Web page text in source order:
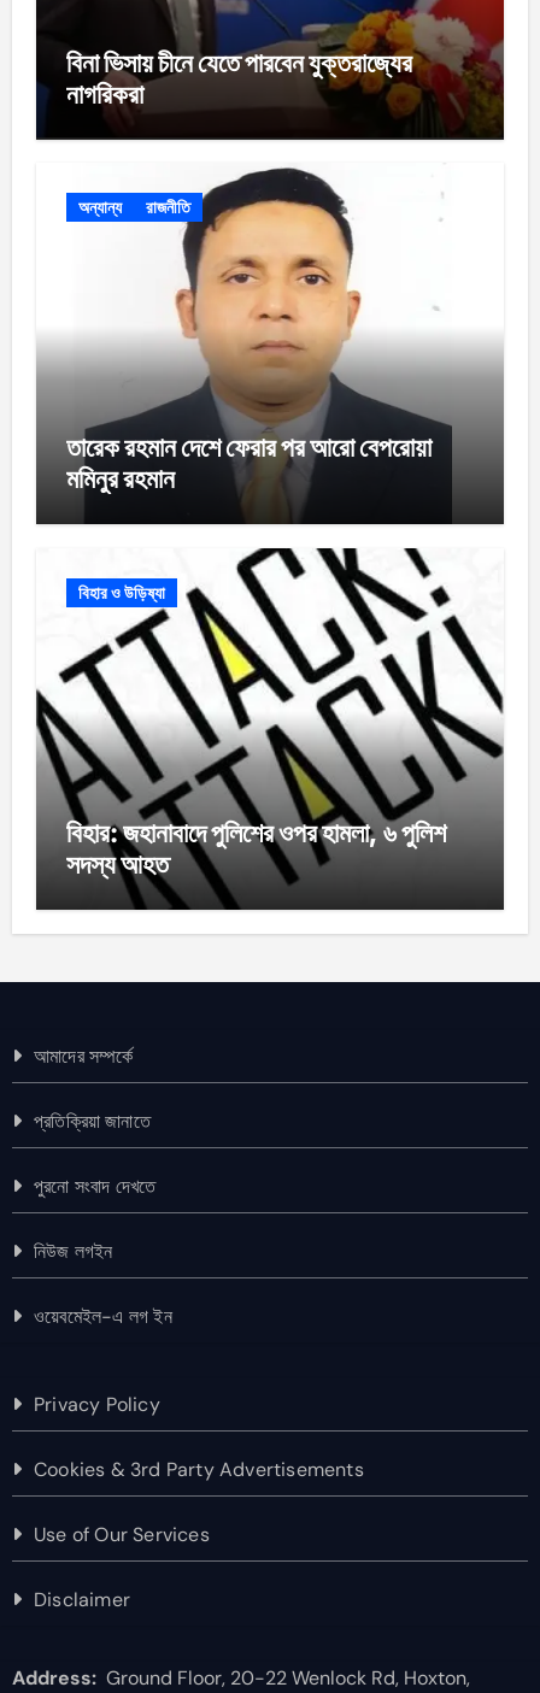
বিনা ভিসায় চীনে যেতে পারবেন যুক্তরাজ্যের
নাগরিকরা
অন্যান্য রাজনীতি
তারেক রহমান দেশে ফেরার পর আরো বেপরোয়া
মমিনুর রহমান
বিহার ও উড়িষ্যা
বিহার: জহানাবাদে পুলিশের ওপর হামলা, ৬ পুলিশ
সদস্য আহত
আমাদের সম্পর্কে
প্রতিক্রিয়া জানাতে
পুরনো সংবাদ দেখতে
নিউজ লগইন
ওয়েবমেইল-এ লগ ইন
Privacy Policy
Cookies & 3rd Party Advertisements
Use of Our Services
Disclaimer
Address:Ground Floor, 20-22 Wenlock Rd, Hoxton,